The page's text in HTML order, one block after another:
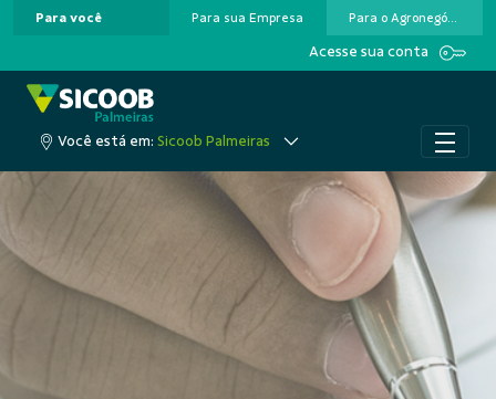
Pular para o Conteúdo principal
Para você Para sua Empresa Para o Agronegócio
Acesse sua conta
Você está em: Sicoob Palmeiras